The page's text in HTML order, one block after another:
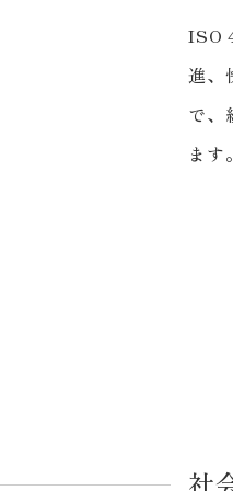
ISO
進、
で、
ます。
社